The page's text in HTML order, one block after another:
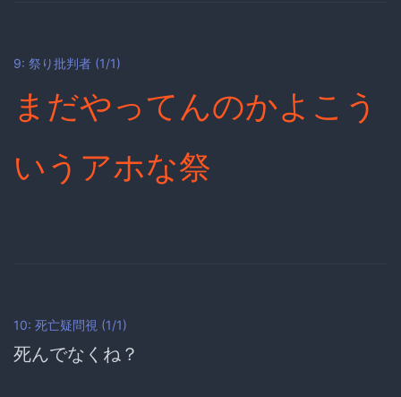
9: 祭り批判者 (1/1)
まだやってんのかよこう
いうアホな祭
10: 死亡疑問視 (1/1)
死んでなくね？